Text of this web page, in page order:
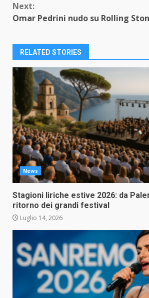
Next:
Omar Pedrini nudo su Rolling
RELATED STORIES
News
Stagioni liriche estive 2026: da
ritorno dei grandi festival
Luglio 14, 2026